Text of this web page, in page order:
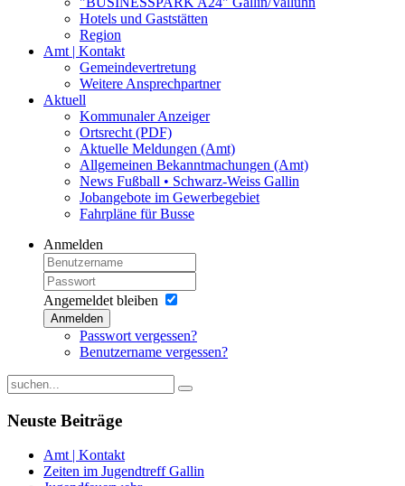
Hotels und Gaststätten
Region
Amt | Kontakt
Gemeindevertretung
Weitere Ansprechpartner
Aktuell
Kommunaler Anzeiger
Ortsrecht (PDF)
Aktuelle Meldungen (Amt)
Allgemeinen Bekanntmachungen (Amt)
News Fußball • Schwarz-Weiss Gallin
Jobangebote im Gewerbegebiet
Fahrpläne für Busse
Anmelden
Angemeldet bleiben
Anmelden
Passwort vergessen?
Benutzername vergessen?
Neuste Beiträge
Amt | Kontakt
Zeiten im Jugendtreff Gallin